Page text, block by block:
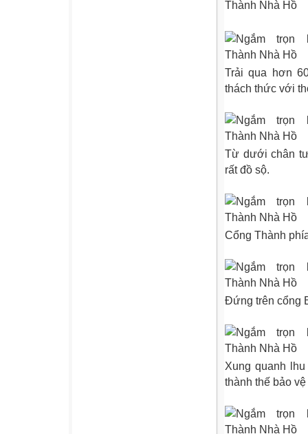
Trải qua hơn
thách thức với
Từ dưới chân
rất đồ sộ.
Cổng Thành
Đứng trên cổng
Xung quanh
thành thế bảo